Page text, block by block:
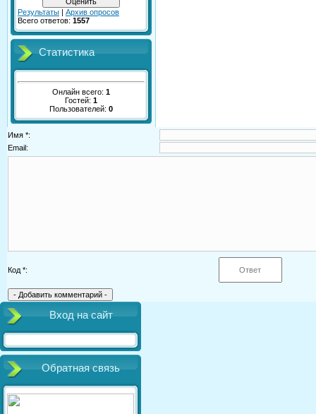
Результаты | Архив опросов
Всего ответов: 1557
Статистика
Онлайн всего: 1
Гостей: 1
Пользователей: 0
Имя *:
Email:
Код *:
Вход на сайт
Обратная связь